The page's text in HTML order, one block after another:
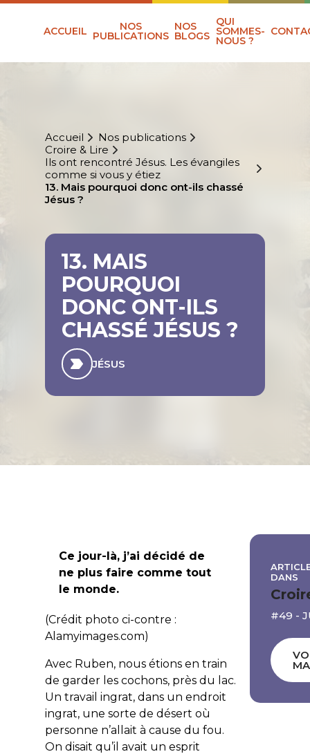
ACCUEIL NOS
PUBLICATIONS
NOS
BLOGS
QUI
SOMMES-
NOUS ?
Accueil
Nos publications
Croire & Lire
Ils ont rencontré Jésus. Les évangiles
comme si vous y étiez
13. Mais pourquoi donc ont-ils chassé
Jésus ?
13. MAIS
POURQUOI
DONC ONT-ILS
CHASSÉ JÉSUS ?
JÉSUS
Ce jour-là, j’ai décidé de
ne plus faire comme tout
le monde.
(Crédit photo ci-contre :
Alamyimages.com)
Avec Ruben, nous étions en train
de garder les cochons, près du lac.
Un travail ingrat, dans un endroit
ingrat, une sorte de désert où
personne n’allait à cause du fou.
On disait qu’il avait un esprit
DANS
#49 -